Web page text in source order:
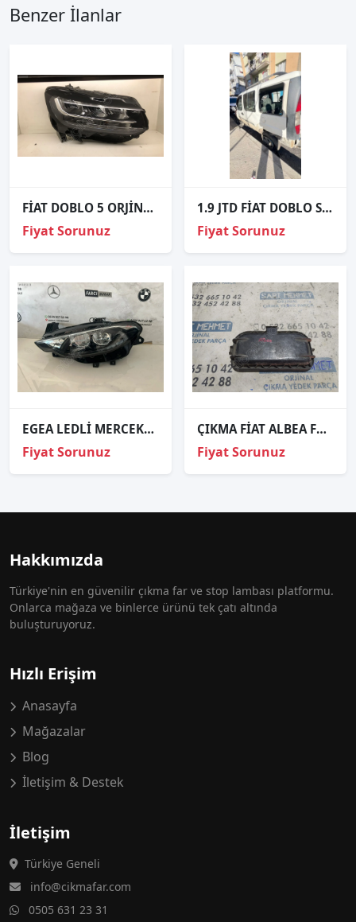
Benzer İlanlar
FİAT DOBLO 5 ORJİNAL ÇIKMA SAĞ FAR (LEDLİ) 2
Fiyat Sorunuz
1.9 JTD FİAT DOBLO SOL ÖN ARKA KAPILAR STOP ARKA ÖN ÇAMURLUK
Fiyat Sorunuz
EGEA LEDLİ MERCEKLİ SOL FAR GRİ KAŞ HATASIZ
Fiyat Sorunuz
ÇIKMA FİAT ALBEA FAR KAPAĞI
Fiyat Sorunuz
Hakkımızda
Türkiye'nin en güvenilir çıkma far ve stop lambası platformu.
Onlarca mağaza ve binlerce ürünü tek çatı altında
buluşturuyoruz.
Hızlı Erişim
Anasayfa
Mağazalar
Blog
İletişim & Destek
İletişim
Türkiye Geneli
info@cikmafar.com
0505 631 23 31